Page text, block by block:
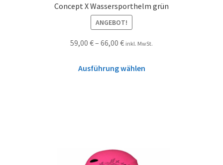
Concept X Wassersporthelm grün
ANGEBOT!
59,00 €– 66,00 € inkl. MwSt.
Ausführung wählen